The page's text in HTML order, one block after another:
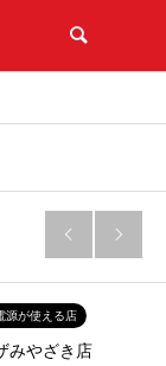
 
源が使える店
みやざき店